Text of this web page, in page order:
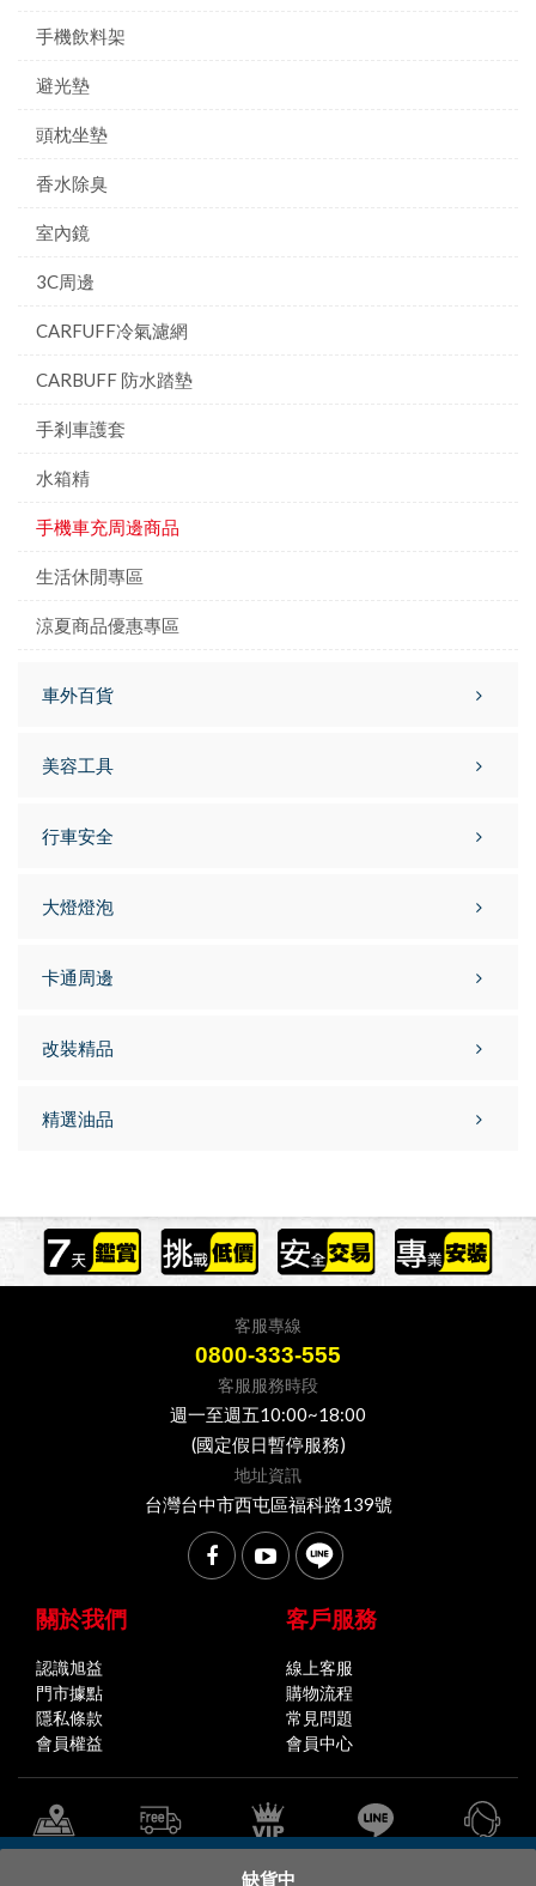
缺貨中
手機飲料架
避光墊
頭枕坐墊
香水除臭
室內鏡
3C周邊
CARFUFF冷氣濾網
CARBUFF 防水踏墊
手剎車護套
水箱精
手機車充周邊商品
生活休閒專區
涼夏商品優惠專區
車外百貨
美容工具
行車安全
大燈燈泡
卡通周邊
改裝精品
精選油品
客服專線
0800-333-555
客服服務時段
週一至週五10:00~18:00
(國定假日暫停服務)
地址資訊
台灣台中市西屯區福科路139號
關於我們
認識旭益
門市據點
隱私條款
會員權益
客戶服務
線上客服
購物流程
常見問題
會員中心
全省門市據點 購物說明 會員中心 官方LINE 線上客服